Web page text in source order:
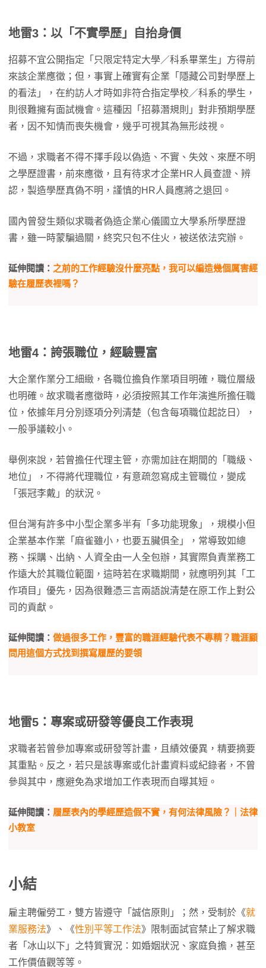
地雷3：以「不實學歷」自抬身價
招募不宜公開指定「只限定特定大學／科系畢業生」方得前
來該企業應徵；但，事實上確實有企業「隱藏公司對學歷上
的看法」，在約訪人才時如非符合指定學校／科系的學生，
則很難擁有面試機會。這種因「招募潛規則」對非預期學歷
者，因不知情而喪失機會，幾乎可視其為無形歧視。
不過，求職者不得不擇手段以偽造、不實、失效、來歷不明
之學歷證書，前來應徵，且有待求才企業HR人員查證、辨
認，製造學歷真偽不明，謹慎的HR人員應將之退回。
國內曾發生類似求職者偽造企業心儀國立大學系所學歷證
書，雖一時蒙騙過關，終究只包不住火，被送依法究辦。
延伸閱讀： 之前的工作經驗沒什麼亮點，我可以編造幾個厲害經
驗在履歷表裡嗎？
地雷4：誇張職位，經驗豐富
大企業作業分工細緻，各職位擔負作業項目明確，職位層級
也明確。故求職者應徵時，必須按照其工作年演進所擔任職
位，依據年月分別逐項分列清楚（包含每項職位起訖日），
一般爭議較小。
舉例來說，若曾擔任代理主管，亦需加註在期間的「職級、
地位」，不得將代理職位，有意疏忽寫成主管職位，變成
「張冠李戴」的狀況。
但台灣有許多中小型企業多半有「多功能現象」，規模小但
企業基本作業「麻雀雖小，也要五臟俱全」，常導致如總
務、採購、出納、人資全由一人全包辦，其實際負責業務工
作遠大於其職位範圍，這時若在求職期間，就應明列其「工
作項目」優先，因為很難憑三言兩語說清楚在原工作上對公
司的貢獻。
延伸閱讀： 做過很多工作，豐富的職涯經驗代表不專精？職涯顧
問用這個方式找到撰寫履歷的要領
地雷5：專案或研發等優良工作表現
求職者若曾參加專案或研發等計畫，且績效優異，精要摘要
其重點。反之，若只是該專案或化計畫資料或紀錄者，不曾
參與其中，應避免為求增加工作表現而自曝其短。
延伸閱讀： 履歷表內的學經歷造假不實，有何法律風險？｜法律
小教室
小結
雇主聘僱勞工，雙方皆遵守「誠信原則」；然，受制於《就
業服務法》、《性別平等工作法》限制面試官禁止了解求職
者「冰山以下」之特質實況：如婚姻狀況、家庭負擔，甚至
工作價值觀等等。